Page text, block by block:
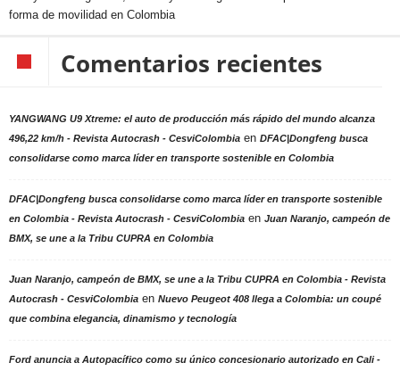
forma de movilidad en Colombia
Comentarios recientes
YANGWANG U9 Xtreme: el auto de producción más rápido del mundo alcanza
496,22 km/h - Revista Autocrash - CesviColombia en DFAC|Dongfeng busca
consolidarse como marca líder en transporte sostenible en Colombia
DFAC|Dongfeng busca consolidarse como marca líder en transporte sostenible
en Colombia - Revista Autocrash - CesviColombia en Juan Naranjo, campeón de
BMX, se une a la Tribu CUPRA en Colombia
Juan Naranjo, campeón de BMX, se une a la Tribu CUPRA en Colombia - Revista
Autocrash - CesviColombia en Nuevo Peugeot 408 llega a Colombia: un coupé
que combina elegancia, dinamismo y tecnología
Ford anuncia a Autopacífico como su único concesionario autorizado en Cali -